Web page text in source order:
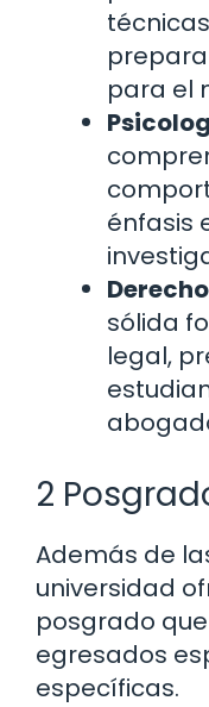
para el
énfasis
sólida
legal,
2
Además de
universidad
posgrado
egresados
específicas.